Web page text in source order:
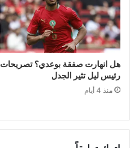
هل انهارت صفقة بوعدي؟ تصريحات
رئيس ليل تثير الجدل
منذ 4 أيام